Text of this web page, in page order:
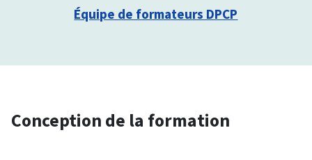
Équipe de formateurs DPCP
Conception de la formation